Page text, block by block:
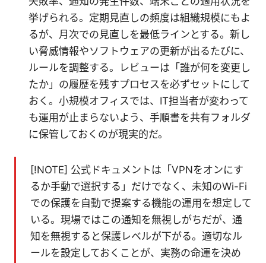
挙げられる。定期見直しの頻度は組織規模にもよ
るが、月次での見直しを最低ラインとする。新し
い脅威情報やソフトウェアの更新が出るたびに、
ルールを調整する。レビューは「誰が何を変更し
たか」の履歴を残すプロセスを必ずセットにして
おく。小規模オフィスでは、IT担当者が変わって
も運用が止まらないよう、手順書を共有フォルダ
に保管しておくのが現実的だ。
[!NOTE] 公式ドキュメントは「VPNをオンにす
るか手動で選択する」だけでなく、未知のWi-Fi
での保護を自動で提案する機能の運用を想定して
いる。現場ではこの通知を無視しがちだが、通
知を無視すると保護レベルが下がる。適切なル
ールを設定しておくことが、実務の命運を決め